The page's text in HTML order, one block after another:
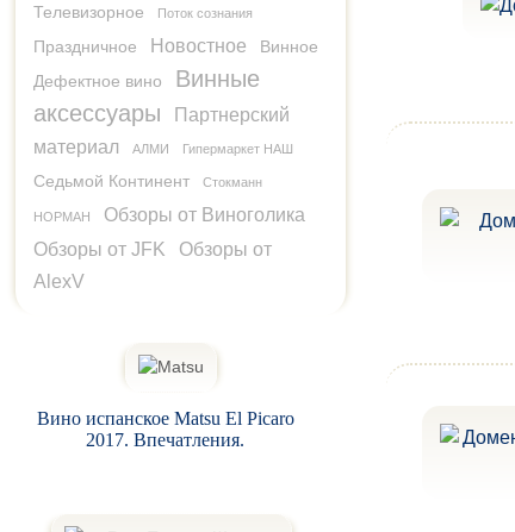
Телевизорное Поток сознания
Праздничное Новостное
Винное
Дефектное вино
Винные
аксессуары
Партнерский
материал
АЛМИ Гипермаркет НАШ
Седьмой Континент Стокманн
НОРМАН
Обзоры от Виноголика
Обзоры от JFK
Обзоры от
AlexV
Вино испанское Matsu El Picaro
2017. Впечатления.